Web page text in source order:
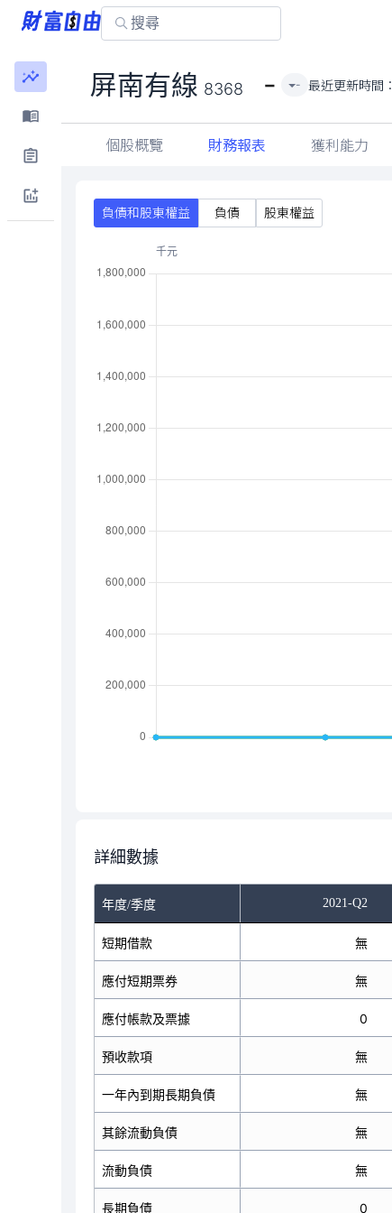
屏南有線 8368 - - 最近更新時間：
個股概覽 財務報表 獲利能力
負債和股東權益 負債 股東權益
詳細數據
年度/季度 2021-Q2
短期借款
應付短期票券
應付帳款及票據
預收款項
一年內到期長期負債
其餘流動負債
流動負債
長期負債
無
無
0
無
無
無
無
0